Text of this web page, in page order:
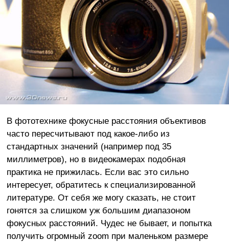
В фототехнике фокусные расстояния объективов
часто пересчитывают под какое-либо из
стандартных значений (например под 35
миллиметров), но в видеокамерах подобная
практика не прижилась. Если вас это сильно
интересует, обратитесь к специализированной
литературе. От себя же могу сказать, не стоит
гонятся за слишком уж большим диапазоном
фокусных расстояний. Чудес не бывает, и попытка
получить огромный zoom при маленьком размере